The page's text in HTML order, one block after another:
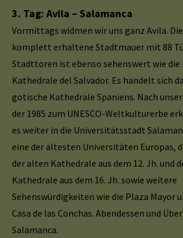
3. Tag: Avila – Salamanca
Vormittags widmen wir uns ganz Avila.
komplett erhaltene Stadtmauer mit 88
Stadttoren ist ebenso sehenswert wie
Kathedrale del Salvador. Es handelt sich
gotische Kathedrale Spaniens. Nach
der 1985 zum UNESCO-Weltkulturerbe
es weiter in die Universitätsstadt
eine der ältesten Universitäten Europas,
der alten Kathedrale aus dem 12. Jh. und
Kathedrale aus dem 16. Jh. sowie weitere
Sehenswürdigkeiten wie die Plaza Mayor
Casa de las Conchas. Abendessen und
Salamanca.